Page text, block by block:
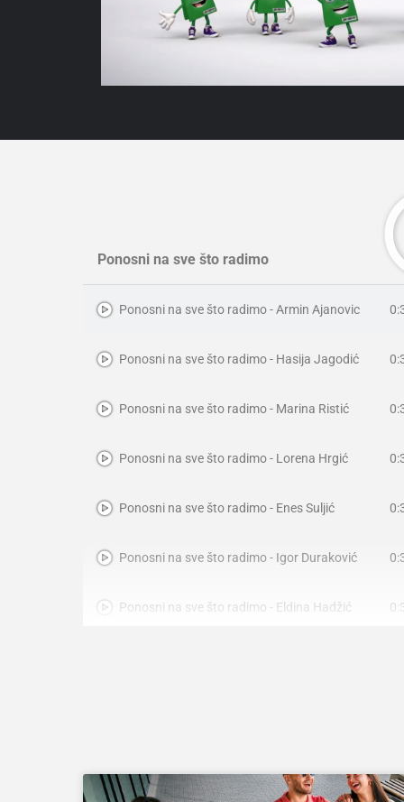
Ponosni na sve što radimo
Ponosni na sve što radimo - Armin Ajanovic
Ponosni na sve što radimo - Hasija Jagodić
Ponosni na sve što radimo - Marina Ristić
Ponosni na sve što radimo - Lorena Hrgić
Ponosni na sve što radimo - Enes Suljić
Ponosni na sve što radimo - Igor Duraković
Ponosni na sve što radimo - Eldina Hadžić